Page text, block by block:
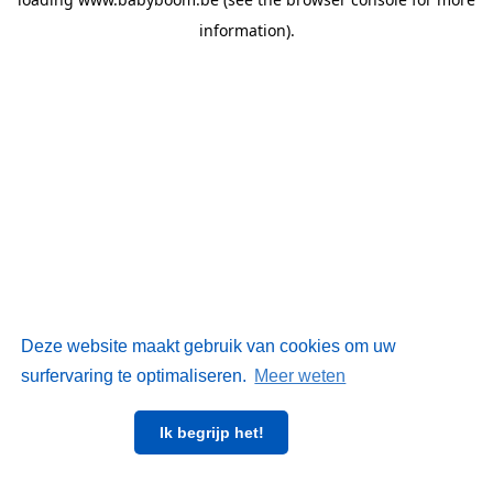
Deze website maakt gebruik van cookies om uw
surfervaring te optimaliseren. Meer weten
Ik begrijp het!
information).